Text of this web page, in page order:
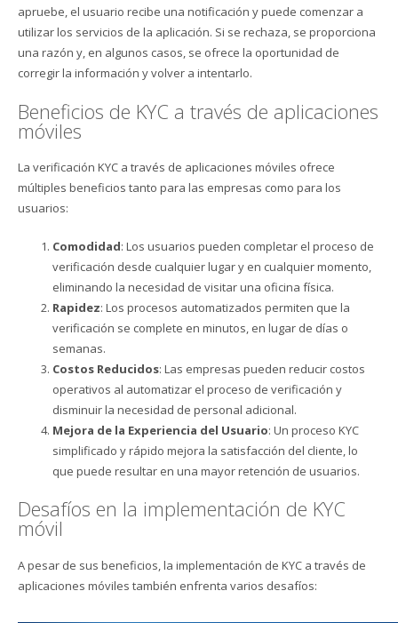
apruebe, el usuario recibe una notificación y puede comenzar a
utilizar los servicios de la aplicación. Si se rechaza, se proporciona
una razón y, en algunos casos, se ofrece la oportunidad de
corregir la información y volver a intentarlo.
Beneficios de KYC a través de aplicaciones
móviles
La verificación KYC a través de aplicaciones móviles ofrece
múltiples beneficios tanto para las empresas como para los
usuarios:
Comodidad: Los usuarios pueden completar el proceso de
verificación desde cualquier lugar y en cualquier momento,
eliminando la necesidad de visitar una oficina física.
Rapidez: Los procesos automatizados permiten que la
verificación se complete en minutos, en lugar de días o
semanas.
Costos Reducidos: Las empresas pueden reducir costos
operativos al automatizar el proceso de verificación y
disminuir la necesidad de personal adicional.
Mejora de la Experiencia del Usuario: Un proceso KYC
simplificado y rápido mejora la satisfacción del cliente, lo
que puede resultar en una mayor retención de usuarios.
Desafíos en la implementación de KYC
móvil
A pesar de sus beneficios, la implementación de KYC a través de
aplicaciones móviles también enfrenta varios desafíos: